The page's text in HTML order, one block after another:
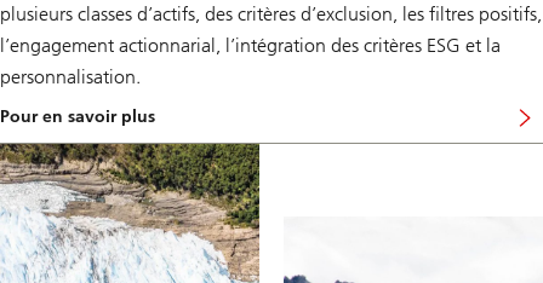
plusieurs classes d’actifs, des critères d’exclusion, les filtres positifs,
l’engagement actionnarial, l’intégration des critères ESG et la
personnalisation.
Pour en savoir plus